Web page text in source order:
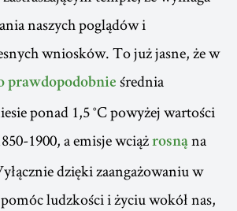
naszych poglądów i
wniosków. To już jasne, że w
prawdopodobnie średnia
ponad 1,5 °C powyżej wartości
1900, a emisje wciąż rosną na
dzięki zaangażowaniu w
ludzkości i życiu wokół nas,